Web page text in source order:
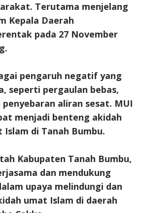
Terutama menjelang
Kepala Daerah
pada 27 November
pengaruh negatif yang
seperti pergaulan bebas,
aliran sesat. MUI
menjadi benteng akidah
di Tanah Bumbu.
Kabupaten Tanah Bumbu,
dan mendukung
upaya melindungi dan
umat Islam di daerah